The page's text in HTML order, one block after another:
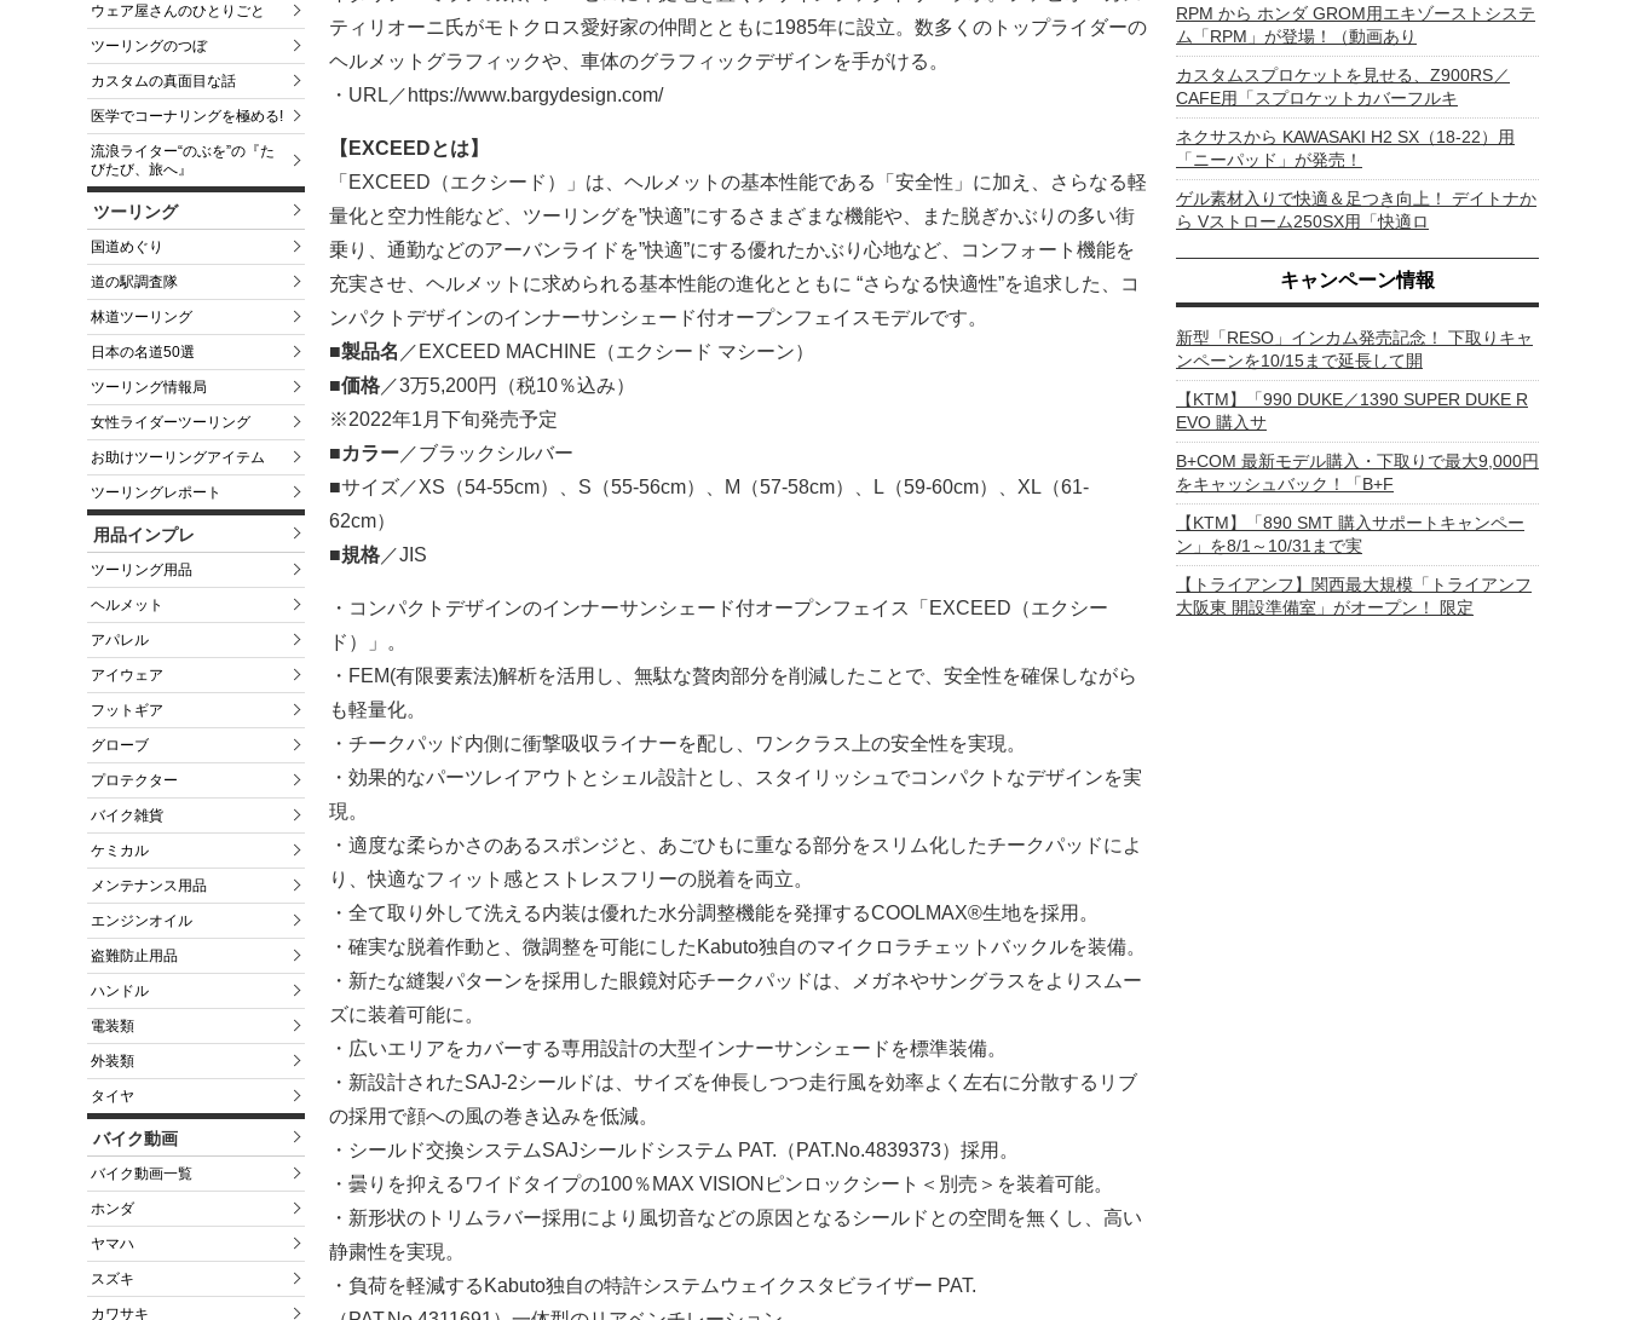
ウェア屋さんのひとりごと
ツーリングのつぼ
カスタムの真面目な話
医学でコーナリングを極める!
流浪ライター“のぶを”の『た
びたび、旅へ』
ツーリング
国道めぐり
道の駅調査隊
林道ツーリング
日本の名道50選
ツーリング情報局
女性ライダーツーリング
お助けツーリングアイテム
ツーリングレポート
用品インプレ
ツーリング用品
ヘルメット
アパレル
アイウェア
フットギア
グローブ
プロテクター
バイク雑貨
ケミカル
メンテナンス用品
エンジンオイル
盗難防止用品
ハンドル
電装類
外装類
タイヤ
バイク動画
バイク動画一覧
ホンダ
ヤマハ
スズキ
カワサキ
ティリオーニ氏がモトクロス愛好家の仲間とともに1985年に設立。数多くのトップライダーの
ヘルメットグラフィックや、車体のグラフィックデザインを手がける。
・URL／https://www.bargydesign.com/
【EXCEEDとは】
「EXCEED（エクシード）」は、ヘルメットの基本性能である「安全性」に加え、さらなる軽
量化と空力性能など、ツーリングを”快適”にするさまざまな機能や、また脱ぎかぶりの多い街
乗り、通勤などのアーバンライドを”快適”にする優れたかぶり心地など、コンフォート機能を
充実させ、ヘルメットに求められる基本性能の進化とともに “さらなる快適性”を追求した、コ
ンパクトデザインのインナーサンシェード付オープンフェイスモデルです。
■製品名 ／EXCEED MACHINE（エクシード マシーン）
■価格／3万5,200円（税10％込み）
※2022年1月下旬発売予定
■カラー／ブラックシルバー
■サイズ／XS（54-55cm）、S（55-56cm）、M（57-58cm）、L（59-60cm）、XL（61-
62cm）
■規格／JIS
・コンパクトデザインのインナーサンシェード付オープンフェイス「EXCEED（エクシー
ド）」。
・FEM(有限要素法)解析を活用し、無駄な贅肉部分を削減したことで、安全性を確保しながら
も軽量化。
・チークパッド内側に衝撃吸収ライナーを配し、ワンクラス上の安全性を実現。
・効果的なパーツレイアウトとシェル設計とし、スタイリッシュでコンパクトなデザインを実
現。
・適度な柔らかさのあるスポンジと、あごひもに重なる部分をスリム化したチークパッドによ
り、快適なフィット感とストレスフリーの脱着を両立。
・全て取り外して洗える内装は優れた水分調整機能を発揮するCOOLMAX®生地を採用。
・確実な脱着作動と、微調整を可能にしたKabuto独自のマイクロラチェットバックルを装備。
・新たな縫製パターンを採用した眼鏡対応チークパッドは、メガネやサングラスをよりスムー
ズに装着可能に。
・広いエリアをカバーする専用設計の大型インナーサンシェードを標準装備。
・新設計されたSAJ-2シールドは、サイズを伸長しつつ走行風を効率よく左右に分散するリブ
の採用で顔への風の巻き込みを低減。
・シールド交換システムSAJシールドシステム PAT.（PAT.No.4839373）採用。
・曇りを抑えるワイドタイプの100％MAX VISIONピンロックシート＜別売＞を装着可能。
・新形状のトリムラバー採用により風切音などの原因となるシールドとの空間を無くし、高い
静粛性を実現。
・負荷を軽減するKabuto独自の特許システムウェイクスタビライザー PAT.
RPM から ホンダ GROM用エキゾーストシステ
ム「RPM」が登場！（動画あり
カスタムスプロケットを見せる、Z900RS／
CAFE用「スプロケットカバーフルキ
ネクサスから KAWASAKI H2 SX（18-22）用
「ニーパッド」が発売！
ゲル素材入りで快適＆足つき向上！ デイトナか
ら Vストローム250SX用「快適ロ
キャンペーン情報
新型「RESO」インカム発売記念！ 下取りキャ
ンペーンを10/15まで延長して開
【KTM】「990 DUKE／1390 SUPER DUKE R
EVO 購入サ
B+COM 最新モデル購入・下取りで最大9,000円
をキャッシュバック！「B+F
【KTM】「890 SMT 購入サポートキャンペー
ン」を8/1～10/31まで実
【トライアンフ】関西最大規模「トライアンフ
大阪東 開設準備室」がオープン！ 限定